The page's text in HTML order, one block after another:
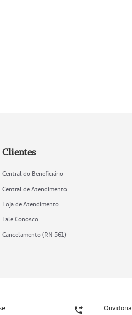
Clientes
Central do Beneficiário
Central de Atendimento
Loja de Atendimento
Fale Conosco
Cancelamento (RN 561)
Ouvidoria